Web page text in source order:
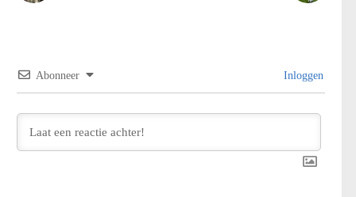
Abonneer Inloggen